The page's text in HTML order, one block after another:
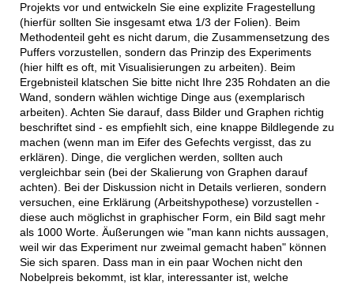
Projekts vor und entwickeln Sie eine explizite Fragestellung
(hierfür sollten Sie insgesamt etwa 1/3 der Folien). Beim
Methodenteil geht es nicht darum, die Zusammensetzung des
Puffers vorzustellen, sondern das Prinzip des Experiments
(hier hilft es oft, mit Visualisierungen zu arbeiten). Beim
Ergebnisteil klatschen Sie bitte nicht Ihre 235 Rohdaten an die
Wand, sondern wählen wichtige Dinge aus (exemplarisch
arbeiten). Achten Sie darauf, dass Bilder und Graphen richtig
beschriftet sind - es empfiehlt sich, eine knappe Bildlegende zu
machen (wenn man im Eifer des Gefechts vergisst, das zu
erklären). Dinge, die verglichen werden, sollten auch
vergleichbar sein (bei der Skalierung von Graphen darauf
achten). Bei der Diskussion nicht in Details verlieren, sondern
versuchen, eine Erklärung (Arbeitshypothese) vorzustellen -
diese auch möglichst in graphischer Form, ein Bild sagt mehr
als 1000 Worte. Äußerungen wie "man kann nichts aussagen,
weil wir das Experiment nur zweimal gemacht haben" können
Sie sich sparen. Dass man in ein paar Wochen nicht den
Nobelpreis bekommt, ist klar, interessanter ist, welche